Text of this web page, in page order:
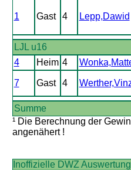
1 Gast 4 Lepp,Dawid
LJL u16
4
Heim 4
7 Gast 4
Summe
¹ Die Berechnung der
angenähert !
Inoffizielle DWZ Auswertung